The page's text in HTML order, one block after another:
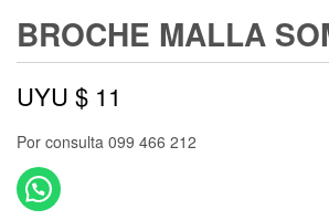
BROCHE MALLA
UYU $ 11
Por consulta 099 466 212